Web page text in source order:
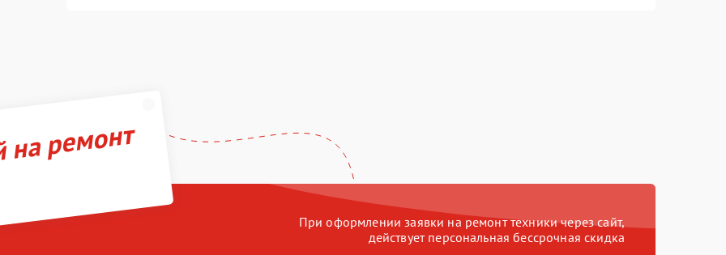
ремонт
При оформлении заявки на ремонт техники через сайт,
действует персональная бессрочная скидка